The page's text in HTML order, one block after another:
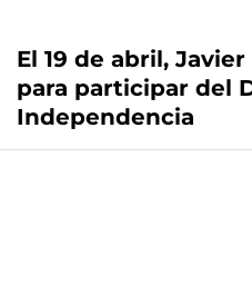
El 19 de abril,
para participar del
Independencia